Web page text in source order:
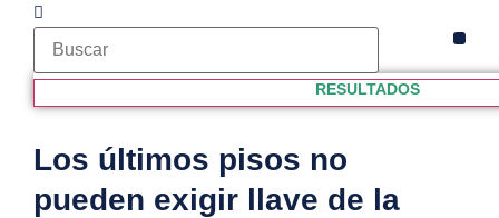
RESULTADOS
Los últimos pisos no
pueden exigir llave de la